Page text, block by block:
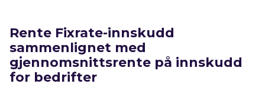
Rente Fixrate-innskudd
sammenlignet med
gjennomsnittsrente på innskudd
for bedrifter